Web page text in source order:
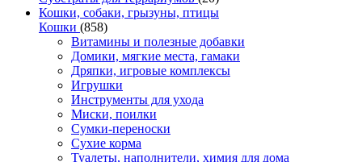
Кошки, собаки, грызуны, птицы
Кошки (858)
Витамины и полезные добавки
Домики, мягкие места, гамаки
Дряпки, игровые комплексы
Игрушки
Инструменты для ухода
Миски, поилки
Сумки-переноски
Сухие корма
Туалеты, наполнители, химия для дома